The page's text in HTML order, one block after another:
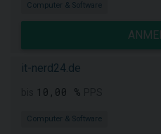
Computer & Software
it-nerd24.de
10,00 %
Computer & Software